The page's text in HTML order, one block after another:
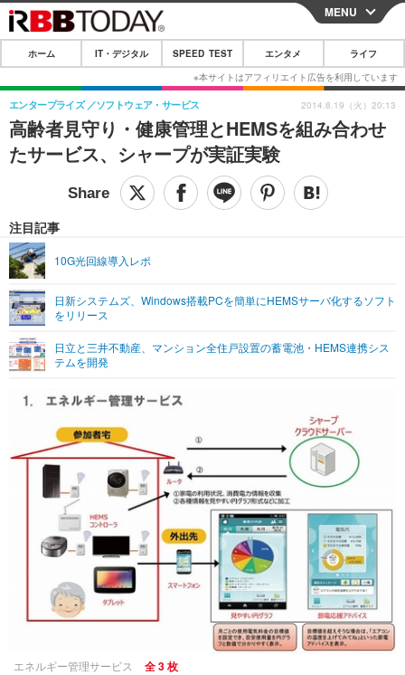
CLOSE
ホーム
IT・デジタル
IT・デジタルTOP スマートフォン
ショッピング その他
SPEED TEST
エンタメTOP 映画・ドラマ
グラビア
ショッピング その他
ライフTOP
その他
リリース一覧
プッシュ通知の停止方法
MENU
ホーム IT・デジタル SPEED TEST エンタメ ライフ
高齢者見守り・健康管理とHEMSを組み合わせ
たサービス、シャープが実証実験
エンタープライズ ソフトウェア・サービス
注目記事
10G光回線導入レポ
日新システムズ、Windows搭載PCを簡単にHEMSサーバ化するソフト
をリリース
日立と三井不動産、マンション全住戸設置の蓄電池・HEMS連携シス
テムを開発
2014.8.19（火）20:13
エネルギー管理サービス 全 3 枚